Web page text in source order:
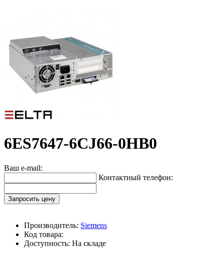
6ES7647-6CJ66-0HB0
Ваш e-mail:
Контактный телефон:
Запросить цену
Производитель: Siemens
Код товара:
Доступность: На складе